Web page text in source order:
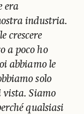
era
industria.
crescere
a poco ho
abbiamo le
solo
Siamo
qualsiasi